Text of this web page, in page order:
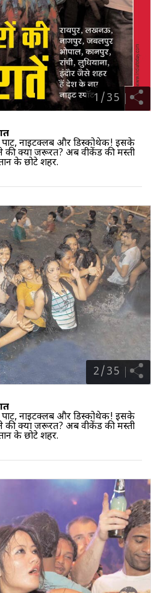
1 /35
नाइटक्लब और डिस्कोथेक! इसके
की क्या जरूरत? अब वीकेंड की मस्ती
के छोटे शहर.
2/35
नाइटक्लब और डिस्कोथेक! इसके
की क्या जरूरत? अब वीकेंड की मस्ती
के छोटे शहर.